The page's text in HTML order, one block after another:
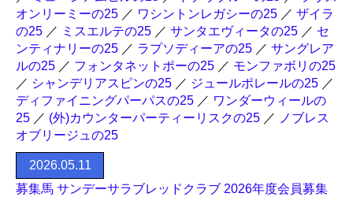
オンリーミーの25 ／ ワシントンレガシーの25 ／ ザイラ
の25 ／ ミスエルテの25 ／ サンタエヴィータの25 ／ セ
ンティナリーの25 ／ ラプソディーアの25 ／ サングレア
ルの25 ／ フォンタネットポーの25 ／ モンファボリの25
／ シャンデリアスピンの25 ／ ジュールポレールの25 ／
ディファイニングパーパスの25 ／ ワンダーウィールの
25 ／ (外)カウンターパーティーリスクの25 ／ ノブレス
オブリージュの25
2026.05.11
募集馬 サンデーサラブレッドクラブ 2026年度会員募集